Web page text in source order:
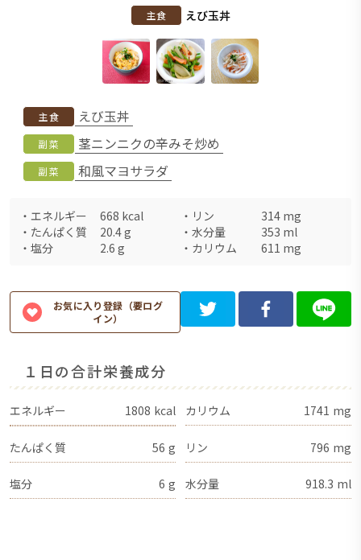
主食 えび玉丼
主食 えび玉丼
副菜 茎ニンニクの辛みそ炒め
副菜 和風マヨサラダ
・ エネルギー 668 kcal ・ リン 314 mg
・ たんぱく質 20.4g ・ 水分量 353 ml
・ 塩分 2.6 g ・ カリウム 611 mg
お気に入り登録（要ログ
イン）
１日の合計栄養成分
エネルギー 1808 kcal カリウム 1741 mg
たんぱく質 56 g リン 796 mg
塩分 6 g 水分量 918.3 ml